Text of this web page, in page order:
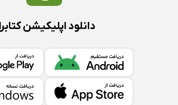
دانلود اپلیکیشن